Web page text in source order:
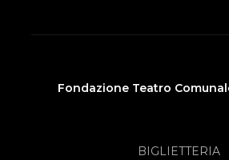
Fondazione Teatro
BIGLIETTERIA